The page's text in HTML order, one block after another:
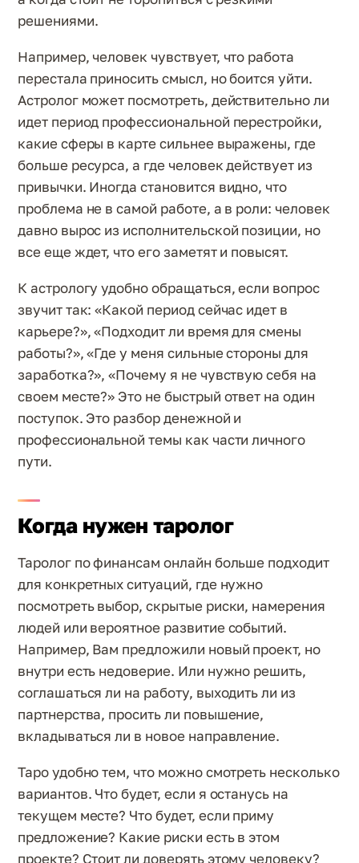
решениями.
Например, человек чувствует, что работа
перестала приносить смысл, но боится уйти.
Астролог может посмотреть, действительно ли
идет период профессиональной перестройки,
какие сферы в карте сильнее выражены, где
больше ресурса, а где человек действует из
привычки. Иногда становится видно, что
проблема не в самой работе, а в роли: человек
давно вырос из исполнительской позиции, но
все еще ждет, что его заметят и повысят.
К астрологу удобно обращаться, если вопрос
звучит так: «Какой период сейчас идет в
карьере?», «Подходит ли время для смены
работы?», «Где у меня сильные стороны для
заработка?», «Почему я не чувствую себя на
своем месте?» Это не быстрый ответ на один
поступок. Это разбор денежной и
профессиональной темы как части личного
пути.
Когда нужен таролог
Таролог по финансам онлайн больше подходит
для конкретных ситуаций, где нужно
посмотреть выбор, скрытые риски, намерения
людей или вероятное развитие событий.
Например, Вам предложили новый проект, но
внутри есть недоверие. Или нужно решить,
соглашаться ли на работу, выходить ли из
партнерства, просить ли повышение,
вкладываться ли в новое направление.
Таро удобно тем, что можно смотреть несколько
вариантов. Что будет, если я останусь на
текущем месте? Что будет, если приму
предложение? Какие риски есть в этом
проекте? Стоит ли доверять этому человеку?